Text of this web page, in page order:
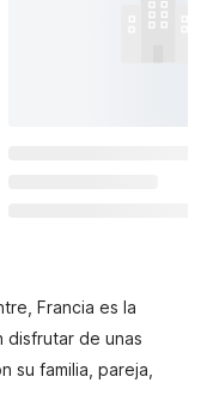
Francia es la
de unas
su familia, pareja,